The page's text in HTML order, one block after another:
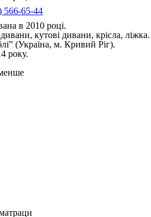
566-65-44
в 2010 році.
дивани, кутові дивани, крісла, ліжка.
(Україна, м. Кривий Ріг).
року.